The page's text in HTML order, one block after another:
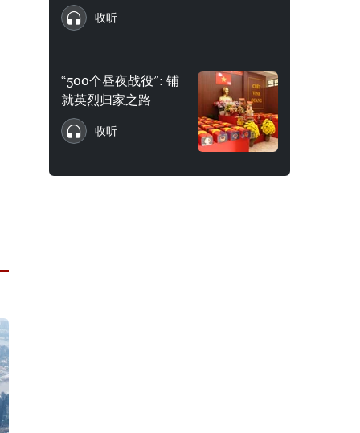
收听
“500个昼夜战役”: 铺
就英烈归家之路
收听